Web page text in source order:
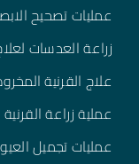
عمليات تصحيح
زراعة العدسات
علاج القرنية
عملية زراعة القرنية
عمليات تجميل